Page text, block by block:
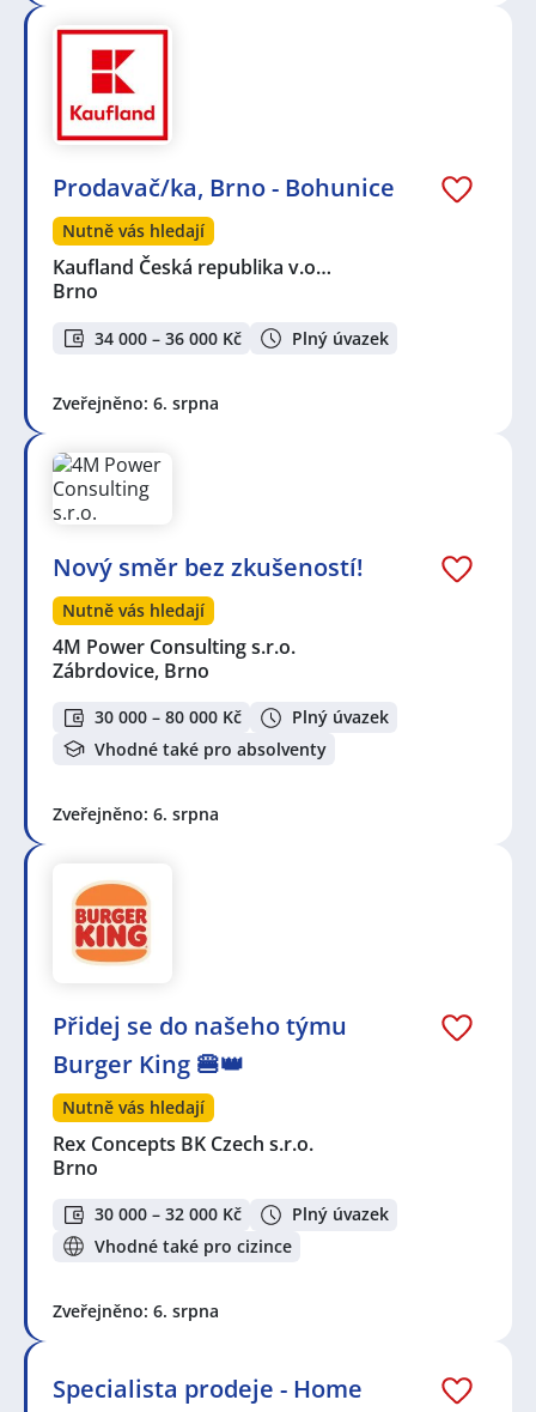
Prodavač/ka, Brno - Bohunice
Nutně vás hledají
Kaufland Česká republika v.o…
Brno
34 000 – 36 000 Kč Plný úvazek
Zveřejněno: 6. srpna
Nový směr bez zkušeností!
Nutně vás hledají
4M Power Consulting s.r.o.
Zábrdovice, Brno
30 000 – 80 000 Kč
Plný úvazek
Vhodné také pro absolventy
Zveřejněno: 6. srpna
Přidej se do našeho týmu
Burger King 🍔👑
Nutně vás hledají
Rex Concepts BK Czech s.r.o.
Brno
30 000 – 32 000 Kč
Plný úvazek
Vhodné také pro cizince
Zveřejněno: 6. srpna
Specialista prodeje - Home